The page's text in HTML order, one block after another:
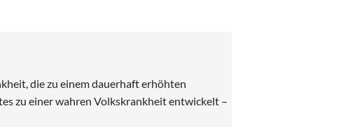
die zu einem dauerhaft erhöhten
zu einer wahren Volkskrankheit entwickelt –